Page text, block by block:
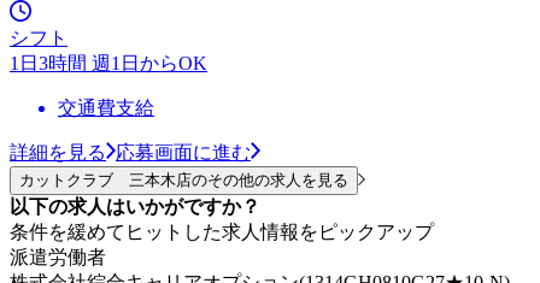
シフト
1日3時間 週1日からOK
交通費支給
詳細を見る 応募画面に進む
カットクラブ 三本木店のその他の求人を見る
以下の求人はいかがですか？
条件を緩めてヒットした求人情報をピックアップ
派遣労働者